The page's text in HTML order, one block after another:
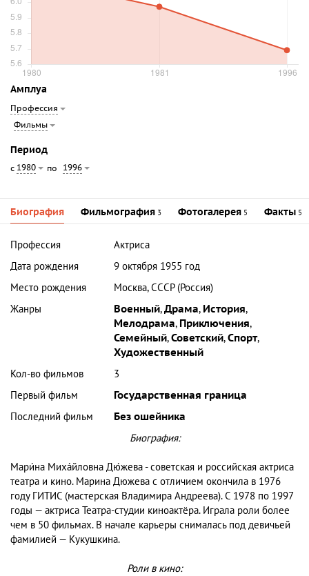
Амплуа
Профессия
Фильмы
Период
с 1980 по 1996
Биография Фильмография 3 Фотогалерея 5 Факты 5
Профессия
Актриса
Дата рождения
9 октября 1955 год
Место рождения
Москва, СССР (Россия)
Жанры
Военный,Драма, История,
Мелодрама, Приключения,
Семейный,Советский,Спорт,
Художественный
Кол-во фильмов
3
Первый фильм
Государственная граница
Последний фильм
Без ошейника
Биография:
Мари́на Миха́йловна Дю́жева - советская и российская актриса
театра и кино. Марина Дюжева с отличием окончила в 1976
году ГИТИС (мастерская Владимира Андреева). С 1978 по 1997
годы — актриса Театра-студии киноактёра. Играла роли более
чем в 50 фильмах. В начале карьеры снималась под девичьей
фамилией — Кукушкина.
Роли в кино: